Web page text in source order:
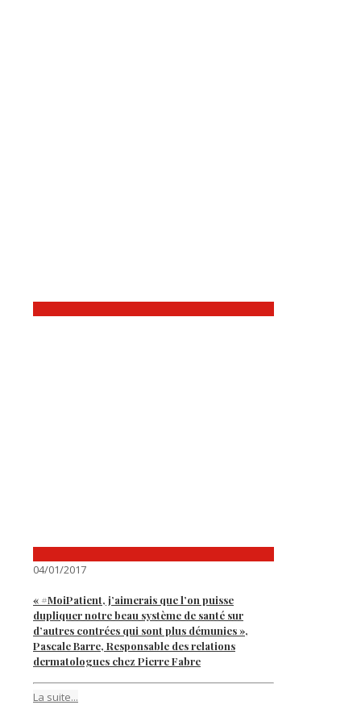
04/01/2017
« #MoiPatient, j’aimerais que l’on puisse
dupliquer notre beau système de santé sur
d’autres contrées qui sont plus démunies »,
Pascale Barre, Responsable des relations
dermatologues chez Pierre Fabre
La suite...